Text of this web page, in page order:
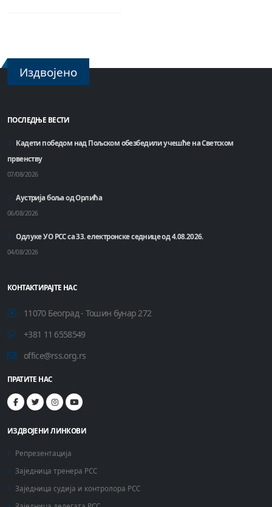
Издвојено
ПОСЛЕДЊЕ ВЕСТИ
Кадети победом над Пољском обезбедили учешће на Светском
првенству
07/08/2026
Аустрија боља од Орлића
06/08/2026
Одлуке УО РСС са 33. електронске седнице од 4.08.2026.
04/08/2026
КОНТАКТИРАЈТЕ НАС
11070 Београд - Тошин бунар 272
+381 11 6558549
office@rss.org.rs
ПРАТИТЕ НАС
ИЗДВОЈЕНИ ЛИНКОВИ
Репрезентација
Заједница тренера РСС
Заједница судија и контролора РСС